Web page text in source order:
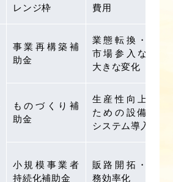
レンジ枠
費用
事業再構築補
助金
業態転換・新
市場参入など
大きな変化
ものづくり補
助金
生産性向上の
ための設備・
システム導入
小規模事業者
持続化補助金
販路開拓・業
務効率化